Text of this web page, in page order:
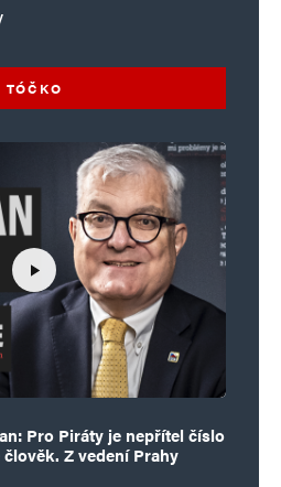
TÓČKO
Pro Piráty je nepřítel číslo
Z vedení Prahy